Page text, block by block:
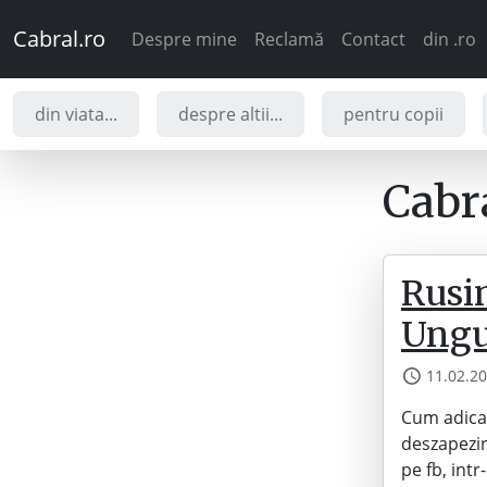
Cabral.ro Despre mine Reclamă Contact din .ro
din viata... despre altii... pentru copii
Cum
pe fb,